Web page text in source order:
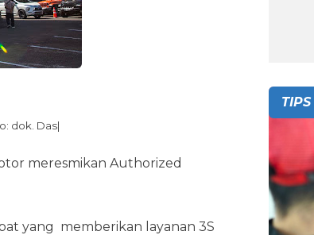
dok. Das|
meresmikan Authorized
yang memberikan layanan 3S